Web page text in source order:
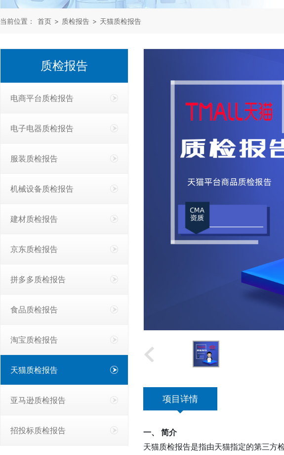
当前位置： 首页 > 质检报告 > 天猫质检报告
质检报告
电商平台质检报告
电子电器质检报告
服装质检报告
机械设备质检报告
建材质检报告
京东质检报告
拼多多质检报告
食品质检报告
淘宝质检报告
天猫质检报告
亚马逊质检报告
招投标质检报告
项目详情
一、 简介
天猫质检报告是指由天猫指定的第三方